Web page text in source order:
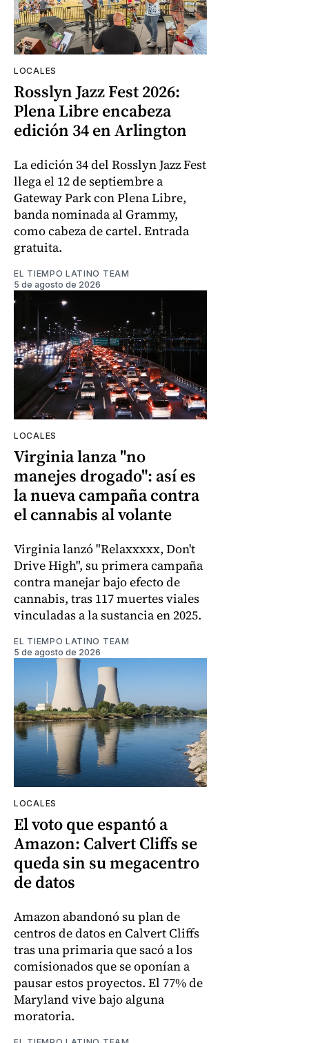
LOCALES
Rosslyn Jazz Fest 2026:
Plena Libre encabeza
edición 34 en Arlington
La edición 34 del Rosslyn Jazz Fest
llega el 12 de septiembre a
Gateway Park con Plena Libre,
banda nominada al Grammy,
como cabeza de cartel. Entrada
gratuita.
EL TIEMPO LATINO TEAM
5 de agosto de 2026
LOCALES
Virginia lanza "no
manejes drogado": así es
la nueva campaña contra
el cannabis al volante
Virginia lanzó "Relaxxxxx, Don't
Drive High", su primera campaña
contra manejar bajo efecto de
cannabis, tras 117 muertes viales
vinculadas a la sustancia en 2025.
EL TIEMPO LATINO TEAM
5 de agosto de 2026
LOCALES
El voto que espantó a
Amazon: Calvert Cliffs se
queda sin su megacentro
de datos
Amazon abandonó su plan de
centros de datos en Calvert Cliffs
tras una primaria que sacó a los
comisionados que se oponían a
pausar estos proyectos. El 77% de
Maryland vive bajo alguna
moratoria.